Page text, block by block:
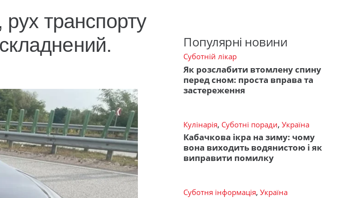
транспорту
Популярні новини
Суботній лікар
Як розслабити втомлену спину
перед сном: проста вправа та
застереження
Кулінарія, Суботні поради, Україна
Кабачкова ікра на зиму: чому
вона виходить водянистою і як
виправити помилку
Суботня інформація, Україна